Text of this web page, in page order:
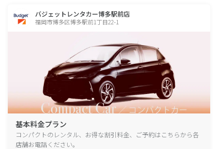
バジェットレンタカー博多駅前店
福岡市博多区博多駅前1丁目22-1
基本料金プラン
コンパクトのレンタル、お得な割引料金、ご予約はこちらから各
店舗お電話ください。